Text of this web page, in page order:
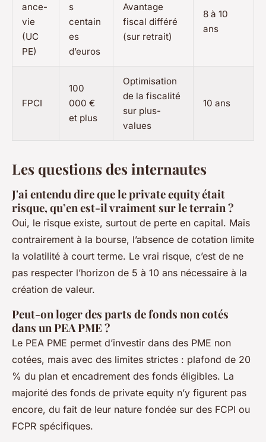
ance-
vie
(UC
PE)
s
centain
es
d’euros
Avantage
fiscal différé
(sur retrait)
8 à 10
ans
FPCI
100
000 €
et plus
Optimisation
de la fiscalité
sur plus-
values
10 ans
Les questions des internautes
J'ai entendu dire que le private equity était
risque, qu’en est-il vraiment sur le terrain ?
Oui, le risque existe, surtout de perte en capital. Mais
contrairement à la bourse, l’absence de cotation limite
la volatilité à court terme. Le vrai risque, c’est de ne
pas respecter l’horizon de 5 à 10 ans nécessaire à la
création de valeur.
Peut-on loger des parts de fonds non cotés
dans un PEA PME ?
Le PEA PME permet d’investir dans des PME non
cotées, mais avec des limites strictes : plafond de 20
% du plan et encadrement des fonds éligibles. La
majorité des fonds de private equity n’y figurent pas
encore, du fait de leur nature fondée sur des FCPI ou
FCPR spécifiques.